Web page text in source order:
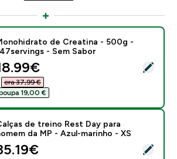
- Monohidrato de Creatina -
de Creatina - 500g -
- Sem Sabor
price
era 37,99 €‎
19,00 €‎
- Calças de treino Rest Day para
de treino Rest Day para
da MP - Azul-marinho - XS
price